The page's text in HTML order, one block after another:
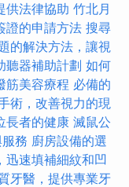
供法律協助 竹北月
證的申請方法 搜尋
的解決方法，讓視
聽器補助計劃 如何
筋美容療程 必備的
術，改善視力的現
長者的健康 滅鼠公
務 廚房設備的選
迅速填補細紋和凹
牙醫，提供專業牙